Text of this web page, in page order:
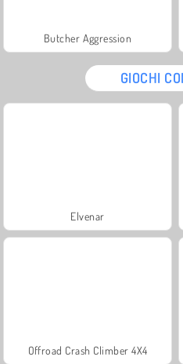
Butcher Aggression
GIOCHI
Elvenar
Offroad Crash Climber 4X4